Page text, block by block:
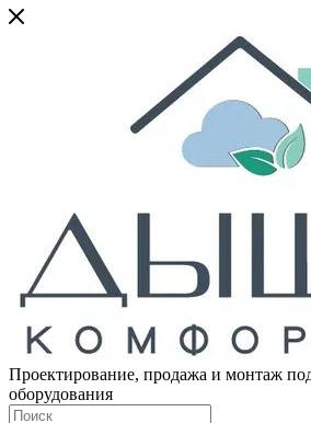
Проектирование, продажа и монтаж
оборудования